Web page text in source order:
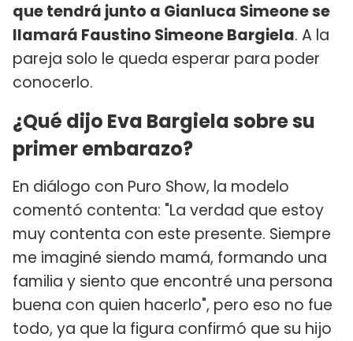
que tendrá junto a Gianluca Simeone se
llamará Faustino Simeone Bargiela. A la
pareja solo le queda esperar para poder
conocerlo.
¿Qué dijo Eva Bargiela sobre su
primer embarazo?
En diálogo con Puro Show, la modelo
comentó contenta: "La verdad que estoy
muy contenta con este presente. Siempre
me imaginé siendo mamá, formando una
familia y siento que encontré una persona
buena con quien hacerlo", pero eso no fue
todo, ya que la figura confirmó que su hijo